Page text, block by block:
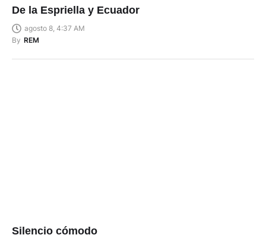
De la Espriella y Ecuador
agosto 8, 4:37 AM
By REM
Silencio cómodo